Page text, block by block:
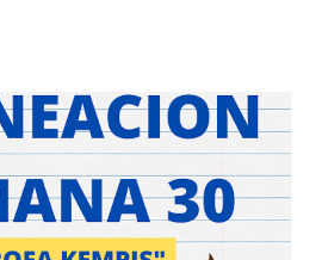
material sea de gran utilidad para
enseñanza y aprendizaje para que los
de logro educativo. Agradecemos a
archivos ya que gracias a su
gozar de estas planeaciones